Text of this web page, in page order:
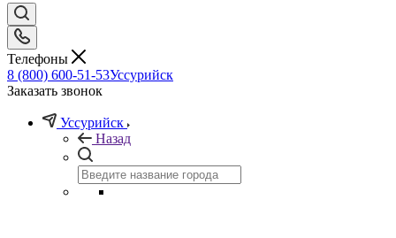
Телефоны
8 (800) 600-51-53Уссурийск
Заказать звонок
Уссурийск
Назад